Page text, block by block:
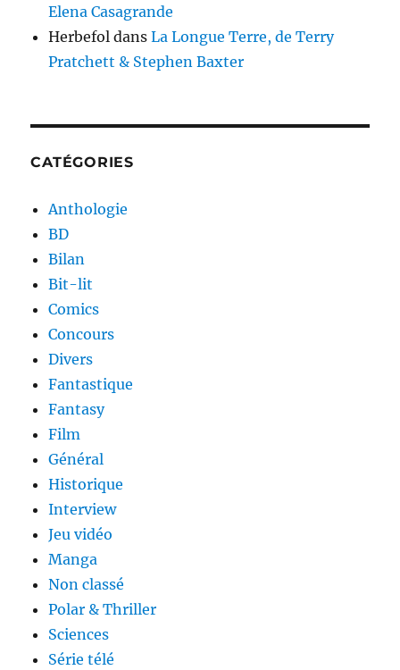
Elena Casagrande
Herbefol dansLa Longue Terre, de Terry
Pratchett & Stephen Baxter
CATÉGORIES
Anthologie
BD
Bilan
Bit-lit
Comics
Concours
Divers
Fantastique
Fantasy
Film
Général
Historique
Interview
Jeu vidéo
Manga
Non classé
Polar & Thriller
Sciences
Série télé